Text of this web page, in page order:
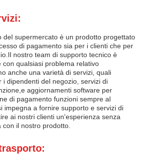
del supermercato è un prodotto progettato
di pagamento sia per i clienti che per
nostro team di supporto tecnico è
qualsiasi problema relativo
anche una varietà di servizi, quali
i dipendenti del negozio, servizi di
aggiornamenti software per
di pagamento funzioni sempre al
impegna a fornire supporto e servizi di
ai nostri clienti un'esperienza senza
il nostro prodotto.